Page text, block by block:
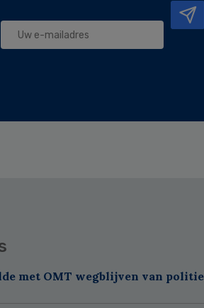
met OMT wegblijven van